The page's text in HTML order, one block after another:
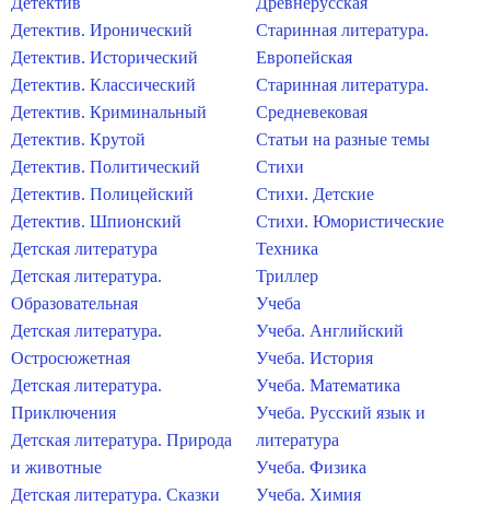
Детектив. Иронический
Детектив. Исторический
Детектив. Классический
Детектив. Криминальный
Детектив. Крутой
Детектив. Политический
Детектив. Полицейский
Детектив. Шпионский
Детская литература
Детская литература.
Образовательная
Детская литература.
Остросюжетная
Детская литература.
Приключения
Детская литература. Природа
и животные
Детская литература. Сказки
Старинная литература.
Европейская
Старинная литература.
Средневековая
Статьи на разные темы
Стихи
Стихи. Детские
Стихи. Юмористические
Техника
Триллер
Учеба
Учеба. Английский
Учеба. История
Учеба. Математика
Учеба. Русский язык и
литература
Учеба. Физика
Учеба. Химия